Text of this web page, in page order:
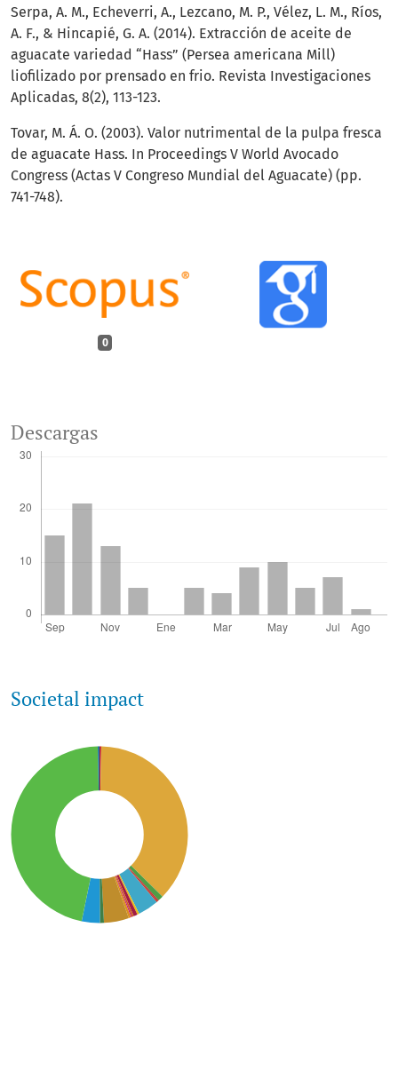
0
Descargas
Societal impact
Serpa, A. M., Echeverri, A., Lezcano, M. P., Vélez, L. M., Ríos,
A. F., & Hincapié, G. A. (2014). Extracción de aceite de
aguacate variedad “Hass” (Persea americana Mill)
liofilizado por prensado en frio. Revista Investigaciones
Aplicadas, 8(2), 113-123.
Tovar, M. Á. O. (2003). Valor nutrimental de la pulpa fresca
de aguacate Hass. In Proceedings V World Avocado
Congress (Actas V Congreso Mundial del Aguacate) (pp.
741-748).